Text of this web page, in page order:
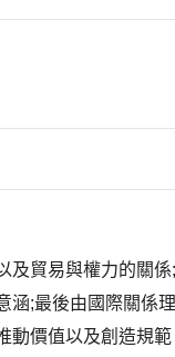
貿易與權力的關
;最後由國際關
價值以及創造規